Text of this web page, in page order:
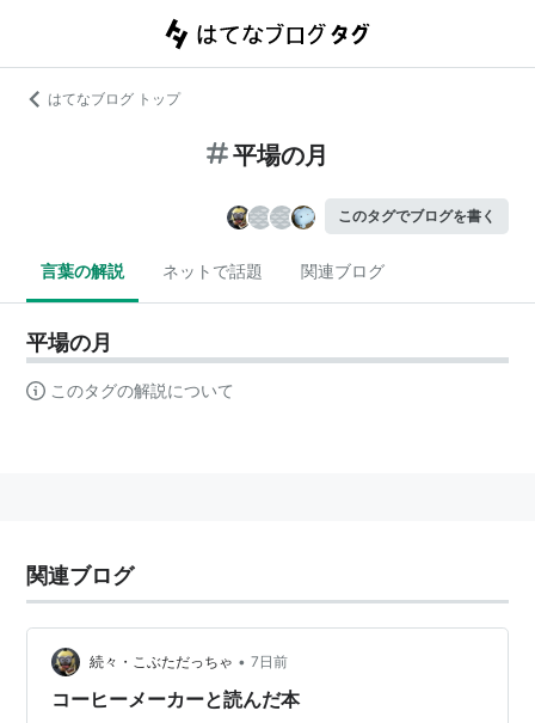
はてなブログ トップ
平場の月
このタグでブログを書く
言葉の解説 ネットで話題 関連ブログ
平場の月
このタグの解説について
関連ブログ
続々・こぶただっちゃ • 7日前
コーヒーメーカーと読んだ本